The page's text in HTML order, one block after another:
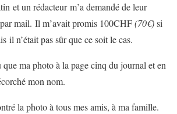
et un rédacteur m’a demandé de leur
mail. Il m’avait promis 100CHF(70€)si
il n’était pas sûr que ce soit le cas.
ma photo à la page cinq du journal et en
mon nom.
la photo à tous mes amis, à ma famille.